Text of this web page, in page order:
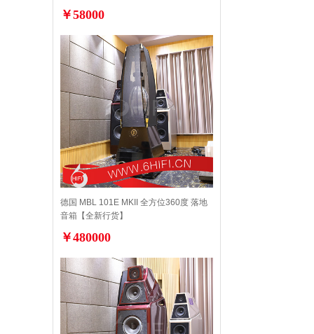
￥58000
德国 MBL 101E MKII 全方位360度 落地
音箱【全新行货】
￥480000